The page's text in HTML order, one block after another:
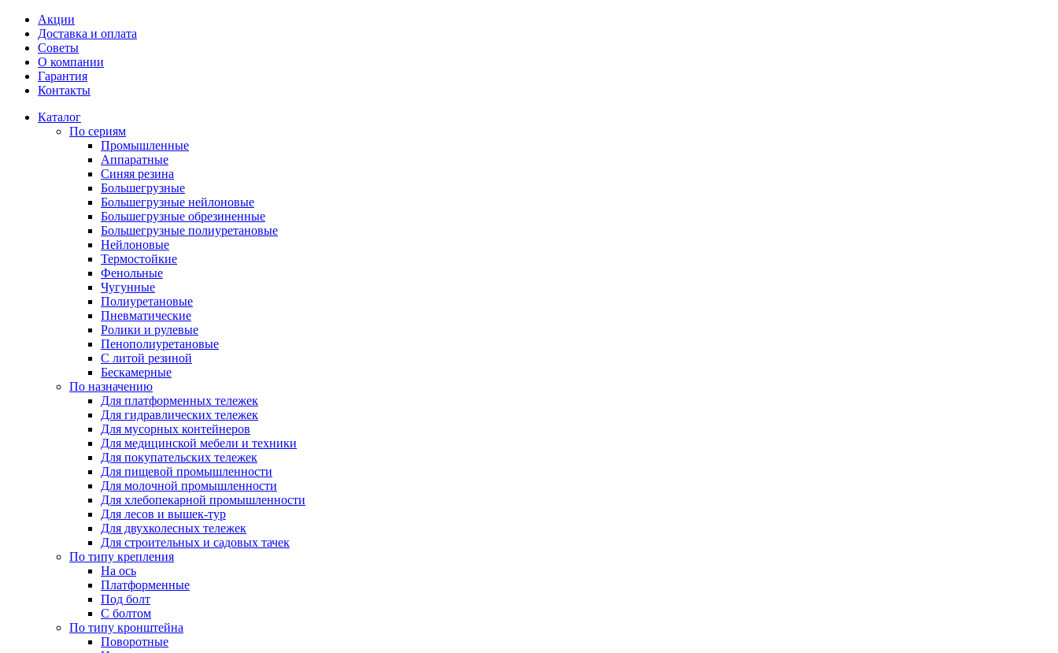
Акции
Доставка и оплата
Советы
О компании
Гарантия
Контакты
Каталог
По сериям
Промышленные
Аппаратные
Синяя резина
Большегрузные
Большегрузные нейлоновые
Большегрузные обрезиненные
Большегрузные полиуретановые
Нейлоновые
Термостойкие
Фенольные
Чугунные
Полиуретановые
Пневматические
Ролики и рулевые
Пенополиуретановые
С литой резиной
Бескамерные
По назначению
Для платформенных тележек
Для гидравлических тележек
Для мусорных контейнеров
Для медицинской мебели и техники
Для покупательских тележек
Для пищевой промышленности
Для молочной промышленности
Для хлебопекарной промышленности
Для лесов и вышек-тур
Для двухколесных тележек
Для строительных и садовых тачек
По типу крепления
На ось
Платформенные
Под болт
С болтом
По типу кронштейна
Поворотные